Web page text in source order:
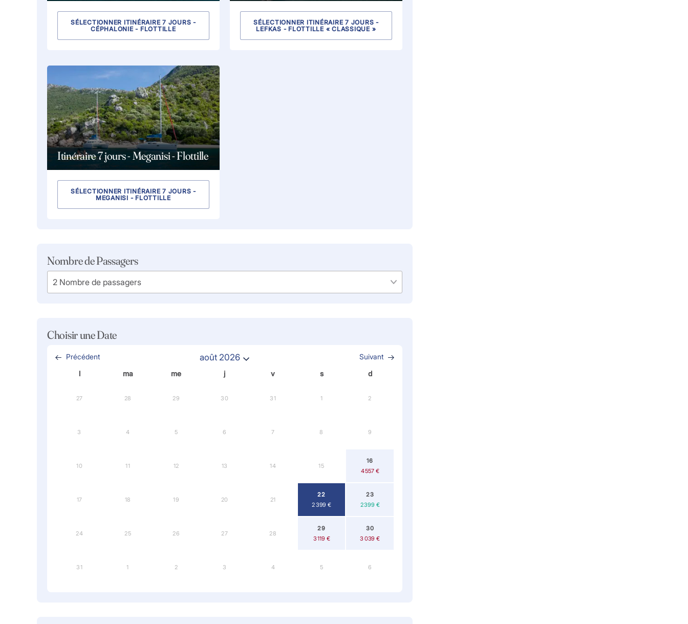
SÉLECTIONNER ITINÉRAIRE 7 JOURS -
CÉPHALONIE - FLOTTILLE
SÉLECTIONNER ITINÉRAIRE 7 JOURS -
LEFKAS - FLOTTILLE « CLASSIQUE »
Itinéraire 7 jours - Meganisi - Flottille
SÉLECTIONNER ITINÉRAIRE 7 JOURS -
MEGANISI - FLOTTILLE
Nombre de Passagers
Choisir une Date
Précédent août 2026
Suivant
l
ma me j v s d
27 28 29 30 31 1 2
3 4 5 6 7 8 9
10 11 12 13 14 15
16
4 557 €
17 18 19 20 21
22
2 399 €
23
2 399 €
24 25 26 27 28
29
3 119 €
30
3 039 €
31 1 2 3 4 5 6